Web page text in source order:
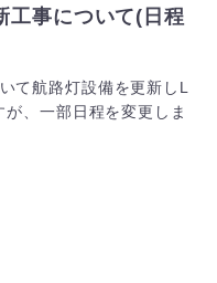
工事について(日程
て航路灯設備を更新しL
、一部日程を変更しま